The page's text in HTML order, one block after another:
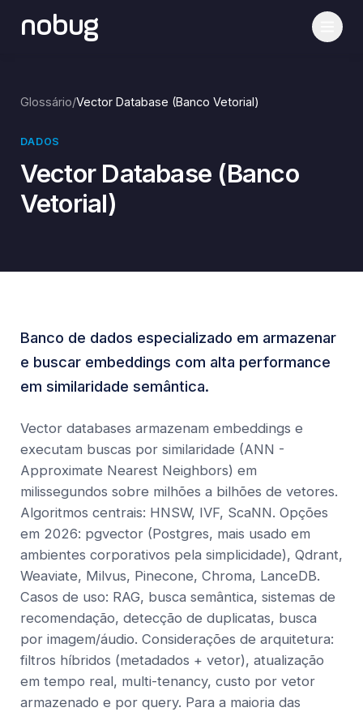
nobug
Glossário/Vector Database (Banco Vetorial)
DADOS
Vector Database (Banco
Vetorial)
Banco de dados especializado em armazenar
e buscar embeddings com alta performance
em similaridade semântica.
Vector databases armazenam embeddings e
executam buscas por similaridade (ANN -
Approximate Nearest Neighbors) em
milissegundos sobre milhões a bilhões de vetores.
Algoritmos centrais: HNSW, IVF, ScaNN. Opções
em 2026: pgvector (Postgres, mais usado em
ambientes corporativos pela simplicidade), Qdrant,
Weaviate, Milvus, Pinecone, Chroma, LanceDB.
Casos de uso: RAG, busca semântica, sistemas de
recomendação, detecção de duplicatas, busca
por imagem/áudio. Considerações de arquitetura:
filtros híbridos (metadados + vetor), atualização
em tempo real, multi-tenancy, custo por vetor
armazenado e por query. Para a maioria das